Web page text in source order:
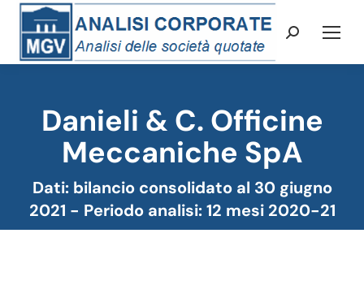
Cerca:
Danieli & C. Officine
Meccaniche SpA
Dati: bilancio consolidato al 30 giugno
2021 - Periodo analisi: 12 mesi 2020-21
Tu sei qui: